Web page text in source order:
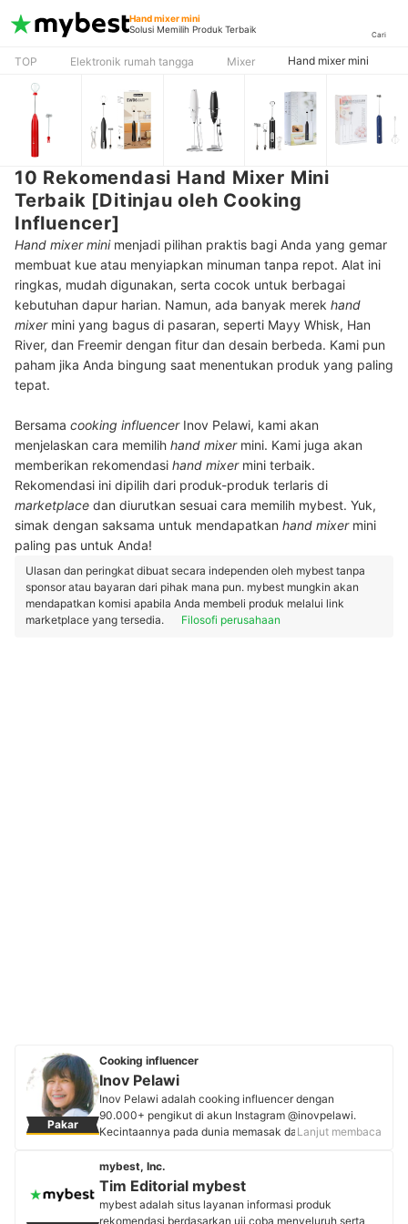
Hand mixer mini
Solusi Memilih Produk Terbaik
Cari
TOP Elektronik rumah tangga Mixer Hand mixer mini
10 Rekomendasi Hand Mixer Mini
Terbaik [Ditinjau oleh Cooking
Influencer]
Hand mixer mini menjadi pilihan praktis bagi Anda yang gemar
membuat kue atau menyiapkan minuman tanpa repot. Alat ini
ringkas, mudah digunakan, serta cocok untuk berbagai
kebutuhan dapur harian. Namun, ada banyak merek hand
mixermini yang bagus di pasaran, seperti Mayy Whisk, Han
River, dan Freemir dengan fitur dan desain berbeda. Kami pun
paham jika Anda bingung saat menentukan produk yang paling
tepat.
Bersama cooking influencerInov Pelawi, kami akan
menjelaskan cara memilih hand mixermini. Kami juga akan
memberikan rekomendasi hand mixermini terbaik.
Rekomendasi ini dipilih dari produk-produk terlaris di
marketplace dan diurutkan sesuai cara memilih mybest. Yuk,
simak dengan saksama untuk mendapatkan hand mixermini
paling pas untuk Anda!
Ulasan dan peringkat dibuat secara independen oleh mybest tanpa
sponsor atau bayaran dari pihak mana pun. mybest mungkin akan
mendapatkan komisi apabila Anda membeli produk melalui link
marketplace yang tersedia.
Filosofi perusahaan
Pakar
Cooking influencer
Inov Pelawi
Inov Pelawi adalah cooking influencer dengan
90.000+ pengikut di akun Instagram @inovpelawi.
Kecintaannya pada dunia memasak dan baking telah
mendokumentasikan kreasi kuliner lewat akunnya,
tetapi juga berbagi resep yang mudah diikuti. Sebagai
food blogger, Inov berkomitmen menciptakan konten
yang inspiratif sekaligus praktis. Informasinya menjadi
Lanjut membaca
mybest, Inc.
Tim Editorial mybest
mybest adalah situs layanan informasi produk
rekomendasi berdasarkan uji coba menyeluruh serta